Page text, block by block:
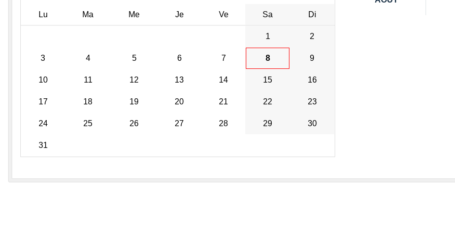
Lu Ma Me Je Ve Sa Di
1 2
3 4 5 6 7 8 9
10 11 12 13 14 15 16
17 18 19 20 21 22 23
24 25 26 27 28 29 30
31